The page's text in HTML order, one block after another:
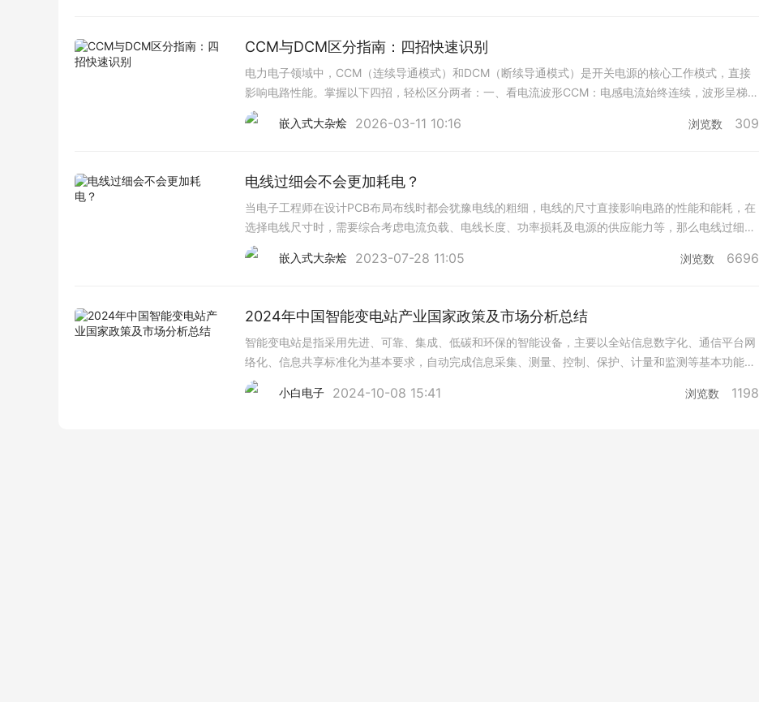
CCM与DCM区分指南：四招快速识别
电力电子领域中，CCM（连续导通模式）和DCM（断续导通模式）是开关电源的核心工作模式，直接
影响电路性能。掌握以下四招，轻松区分两者：一、看电流波形CCM：电感电流始终连续，波形呈梯
形，不会归零。DCM：电感电流在每个周期内归零，波形呈三角
嵌入式大杂烩
2026-03-11 10:16 浏览数 309
电线过细会不会更加耗电？
当电子工程师在设计PCB布局布线时都会犹豫电线的粗细，电线的尺寸直接影响电路的性能和能耗，在
选择电线尺寸时，需要综合考虑电流负载、电线长度、功率损耗及电源的供应能力等，那么电线过细是
否会更加耗电？一般来说，电线过细会带来以下问题：1、高电阻
嵌入式大杂烩
2023-07-28 11:05 浏览数 6696
2024年中国智能变电站产业国家政策及市场分析总结
智能变电站是指采用先进、可靠、集成、低碳和环保的智能设备，主要以全站信息数字化、通信平台网
络化、信息共享标准化为基本要求，自动完成信息采集、测量、控制、保护、计量和监测等基本功能，
同时可以根据需要支持电网实时自动控制、智能调节、在线分析决策
小白电子
2024-10-08 15:41 浏览数 1198